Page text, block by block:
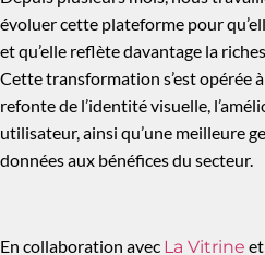
évoluer cette plateforme pour
et qu’elle reflète davantage la
Cette transformation s’est opérée
refonte de l’identité visuelle,
utilisateur, ainsi qu’une meilleure
données aux bénéfices du secteur.
En collaboration avec La Vitrine